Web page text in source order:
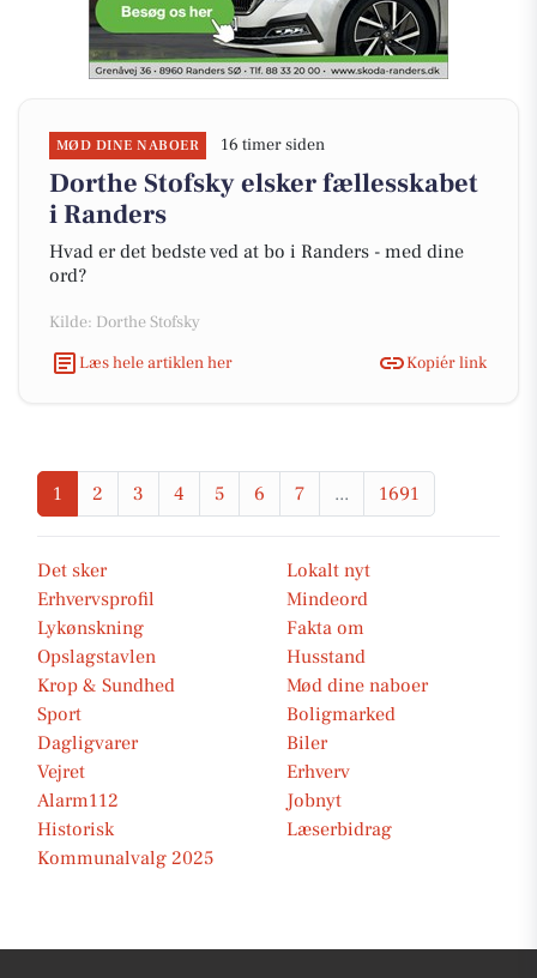
MØD DINE NABOER 16 timer siden
Dorthe Stofsky elsker fællesskabet
i Randers
Hvad er det bedste ved at bo i Randers - med dine
ord?
Kilde: Dorthe Stofsky
Læs hele artiklen her
Kopiér link
1 2 3 4 5 6 7 ... 1691
Det sker
Lokalt nyt
Erhvervsprofil
Mindeord
Lykønskning
Fakta om
Opslagstavlen
Husstand
Krop & Sundhed
Mød dine naboer
Sport
Boligmarked
Dagligvarer
Biler
Vejret
Erhverv
Alarm112
Jobnyt
Historisk
Læserbidrag
Kommunalvalg 2025